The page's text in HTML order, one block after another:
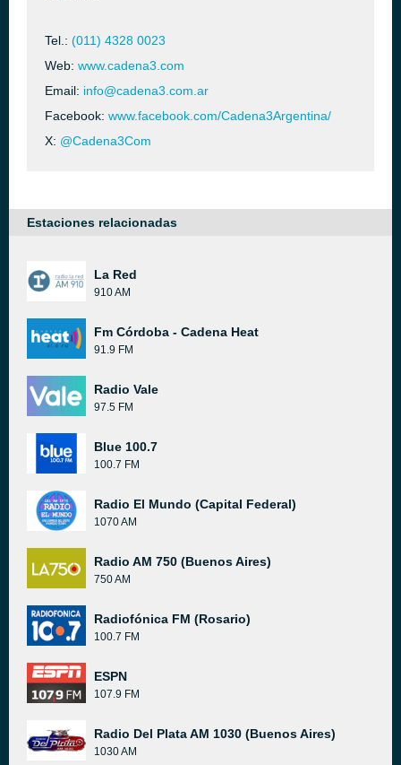
Tel.: (011) 4328 0023
Web: www.cadena3.com
Email: info@cadena3.com.ar
Facebook: www.facebook.com/Cadena3Argentina/
X: @Cadena3Com
Estaciones relacionadas
La Red
910 AM
Fm Córdoba - Cadena Heat
91.9 FM
Radio Vale
97.5 FM
Blue 100.7
100.7 FM
Radio El Mundo (Capital Federal)
1070 AM
Radio AM 750 (Buenos Aires)
750 AM
Radiofónica FM (Rosario)
100.7 FM
ESPN
107.9 FM
Radio Del Plata AM 1030 (Buenos Aires)
1030 AM